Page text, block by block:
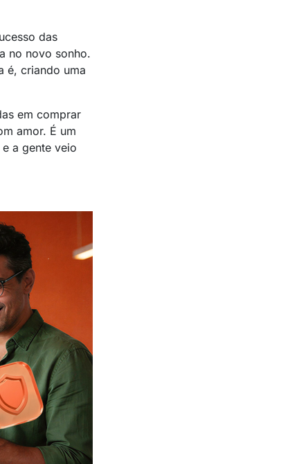
das
no novo sonho.
é, criando uma
em comprar
amor. É um
a gente veio